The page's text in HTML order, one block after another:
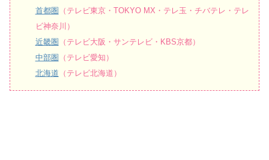
首都圏 （テレビ東京・TOKYO MX・テレ玉・チバテレ・テレ
ビ神奈川）
近畿圏 （テレビ大阪・サンテレビ・KBS京都）
中部圏 （テレビ愛知）
北海道 （テレビ北海道）